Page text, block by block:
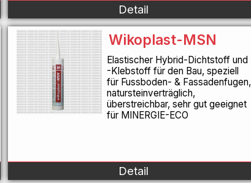
Detail
Wikoplast-MSN
Elastischer Hybrid-Dichtstoff und
-Klebstoff für den Bau, speziell
für Fussboden- & Fassadenfugen,
natursteinverträglich,
überstreichbar, sehr gut geeignet
für MINERGIE-ECO
Detail